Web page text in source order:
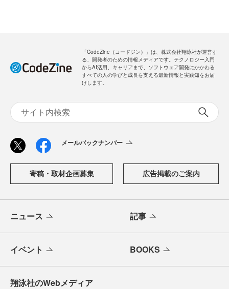
「CodeZine（コードジン）」は、株式会社翔泳社が運営す
る、開発者のための情報メディアです。テクノロジー入門
からAI活用、キャリアまで、ソフトウェア開発にかかわる
すべての人の学びと成長を支える最新情報と実践知をお届
けします。
メールバックナンバー
寄稿・取材企画募集 広告掲載のご案内
ニュース 記事
イベント BOOKS
翔泳社のWebメディア